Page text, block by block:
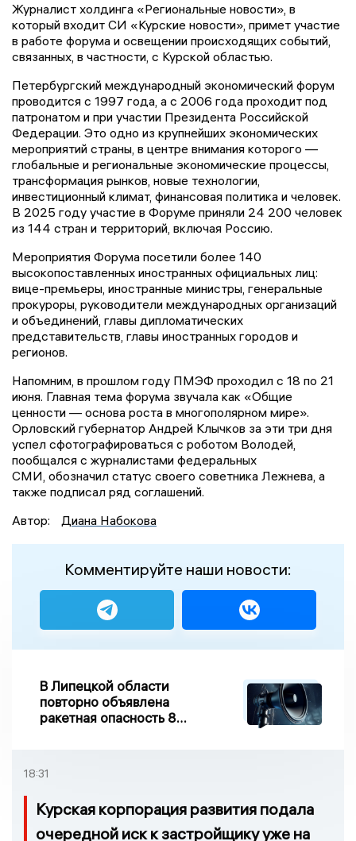
Журналист холдинга «Региональные новости», в
который входит СИ «Курские новости», примет участие
в работе форума и освещении происходящих событий,
связанных, в частности, с Курской областью.
Петербургский международный экономический форум
проводится с 1997 года, а с 2006 года проходит под
патронатом и при участии Президента Российской
Федерации. Это одно из крупнейших экономических
мероприятий страны, в центре внимания которого —
глобальные и региональные экономические процессы,
трансформация рынков, новые технологии,
инвестиционный климат, финансовая политика и человек.
В 2025 году участие в Форуме приняли 24 200 человек
из 144 стран и территорий, включая Россию.
Мероприятия Форума посетили более 140
высокопоставленных иностранных официальных лиц:
вице-премьеры, иностранные министры, генеральные
прокуроры, руководители международных организаций
и объединений, главы дипломатических
представительств, главы иностранных городов и
регионов.
Напомним, в прошлом году ПМЭФ проходил с 18 по 21
июня. Главная тема форума звучала как «Общие
ценности — основа роста в многополярном мире».
Орловский губернатор Андрей Клычков за эти три дня
успел сфотографироваться с роботом Володей,
пообщался с журналистами федеральных
СМИ, обозначил статус своего советника Лежнева, а
также подписал ряд соглашений.
Автор:
Диана Набокова
Комментируйте наши новости:
В Липецкой области
повторно объявлена
ракетная опасность 8
18:31
Курская корпорация развития подала
очередной иск к застройщику уже на